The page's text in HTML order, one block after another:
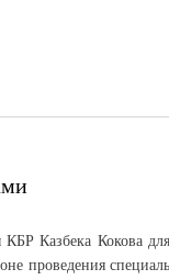
Казбека Кокова
проведения